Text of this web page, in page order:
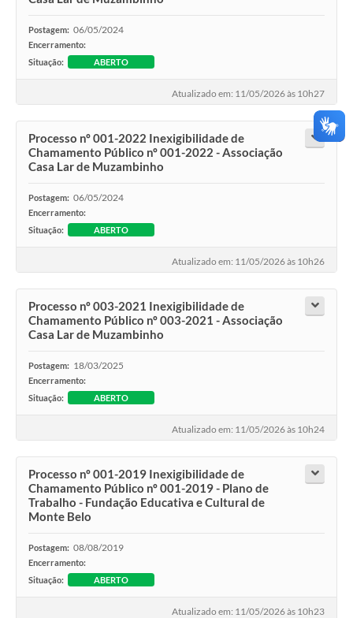
Postagem: 06/05/2024
Encerramento:
Situação:
ABERTO
Atualizado em: 11/05/2026 às 10h27
Processo nº 001-2022 Inexigibilidade de
Chamamento Público nº 001-2022 - Associação
Casa Lar de Muzambinho
Postagem: 06/05/2024
Encerramento:
Situação:
ABERTO
Atualizado em: 11/05/2026 às 10h26
Processo nº 003-2021 Inexigibilidade de
Chamamento Público nº 003-2021 - Associação
Casa Lar de Muzambinho
Postagem: 18/03/2025
Encerramento:
Situação:
ABERTO
Atualizado em: 11/05/2026 às 10h24
Processo nº 001-2019 Inexigibilidade de
Chamamento Público nº 001-2019 - Plano de
Trabalho - Fundação Educativa e Cultural de
Monte Belo
Postagem: 08/08/2019
Encerramento:
Situação:
ABERTO
Atualizado em: 11/05/2026 às 10h23